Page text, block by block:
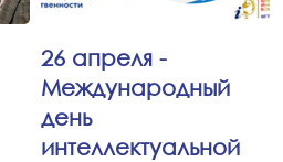
26 апреля -
Международный
день
интеллектуальной